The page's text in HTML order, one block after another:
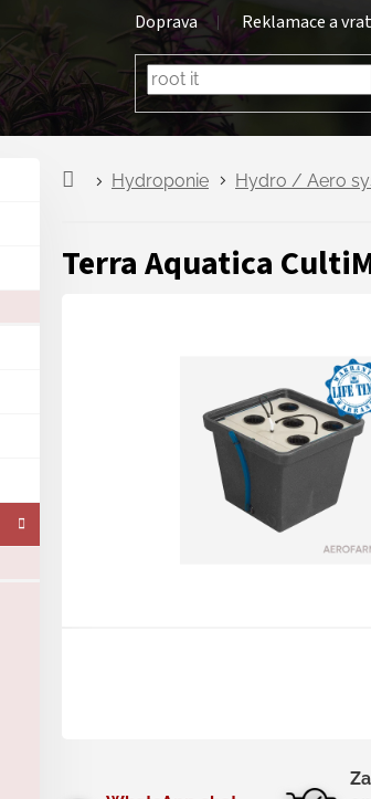
Doprava Reklamace a
Hydroponie Hydro / Aero
Terra Aquatica